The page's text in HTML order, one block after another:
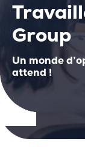
Group
Un monde
attend !